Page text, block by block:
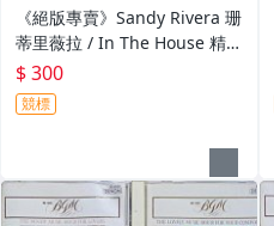
《絕版專賣》Sandy Rivera 珊
蒂里薇拉 / In The House 精選
輯 (2CD.美版)
$ 300
競標